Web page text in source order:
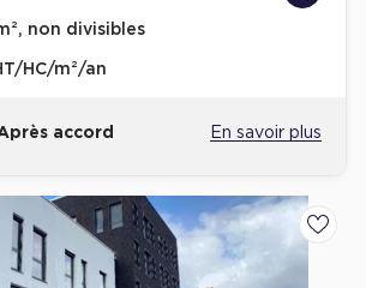
non divisibles
HC/m²/an
accord En savoir plus